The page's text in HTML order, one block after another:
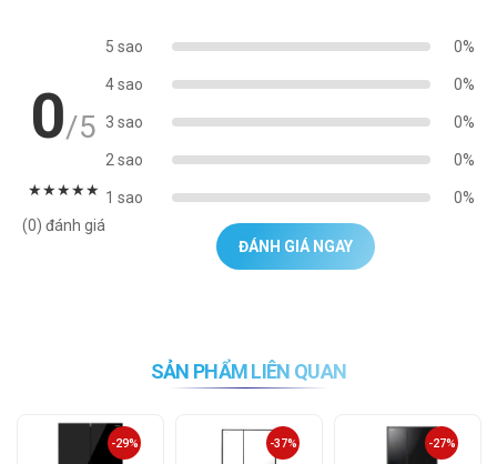
0/5
★★★★★
(0) đánh giá
5 sao 0%
4 sao 0%
3 sao 0%
2 sao 0%
1 sao 0%
ĐÁNH GIÁ NGAY
SẢN PHẨM LIÊN QUAN
-29% -37% -27%